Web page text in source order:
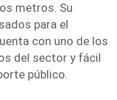
metros. Su
para el
con uno de los
del sector y fácil
público.